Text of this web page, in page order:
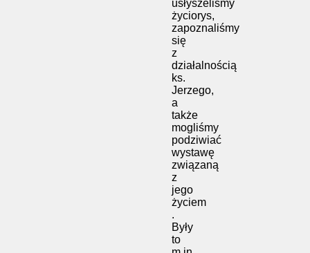
usłyszeliśmy
życiorys,
zapoznaliśmy
się
z
działalnością
ks.
Jerzego,
a
także
mogliśmy
podziwiać
wystawę
związaną
z
jego
życiem
.
Były
to